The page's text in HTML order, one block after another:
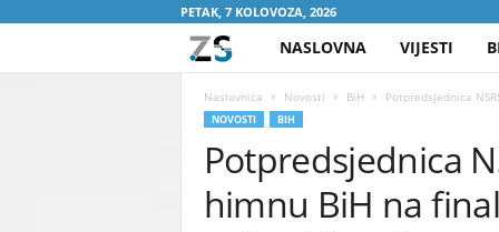
PETAK, 7 KOLOVOZA, 2026
A
NASLOVNA VIJESTI
Naslovnica Novosti BiH Potpredsjednica
NOVOSTI BIH
Potpredsjednica
himnu BiH na